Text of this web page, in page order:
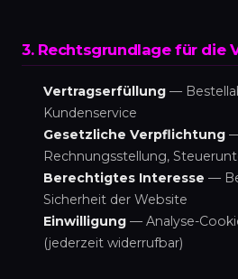
3. Rechtsgrundlage für die
Vertragserfüllung —
Kundenservice
Gesetzliche Verpflichtung
Rechnungsstellung,
Berechtigtes Interesse —
Sicherheit der Website
Einwilligung — Analyse-
(jederzeit widerrufbar)